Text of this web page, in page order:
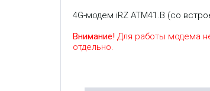
4G-модем iRZ ATM41.B (со
Внимание! Для работы модема
отдельно.